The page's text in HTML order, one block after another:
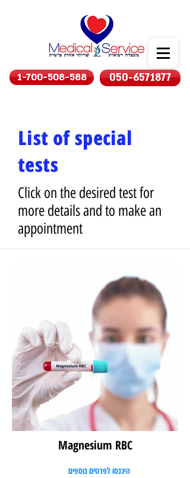
1-700-508-588 050-6571877
List of special
tests
Click on the desired test for
more details and to make an
appointment
Magnesium RBC
היכנסו לפרטים נוספים